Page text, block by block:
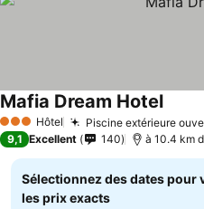
3 ÉtoilesHôtel Piscine extérieure
Mafia Dream Hotel
9,1 Excellent 140 à 10.4 km
Sélectionnez des dates pour
les prix exacts